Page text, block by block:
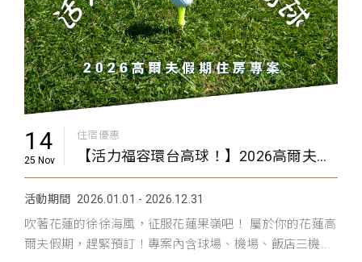
14
25 Nov
住宿優惠
【活力福容環台高球！】2026高爾夫假期住房專案
活動期間 2026.01.01 - 2026.12.31
吹著花蓮的徐徐海風，征服花蓮果嶺吧！ 屬於你的花蓮高
爾夫假期，趕緊預訂！專案內含球場、機場、飯店三機...